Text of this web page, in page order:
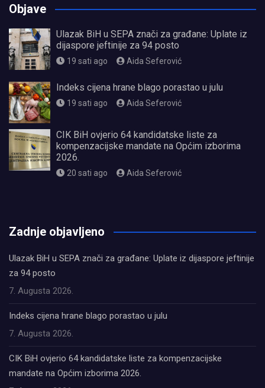
Objave
Ulazak BiH u SEPA znači za građane: Uplate iz
dijaspore jeftinije za 94 posto
19 sati ago Aida Seferović
Indeks cijena hrane blago porastao u julu
19 sati ago Aida Seferović
CIK BiH ovjerio 64 kandidatske liste za
kompenzacijske mandate na Općim izborima
2026.
20 sati ago Aida Seferović
Zadnje objavljeno
Ulazak BiH u SEPA znači za građane: Uplate iz dijaspore jeftinije
za 94 posto
7. Augusta 2026.
Indeks cijena hrane blago porastao u julu
7. Augusta 2026.
CIK BiH ovjerio 64 kandidatske liste za kompenzacijske
mandate na Općim izborima 2026.